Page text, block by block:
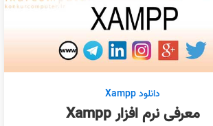
دانلود Xampp
معرفی نرم افزار Xampp